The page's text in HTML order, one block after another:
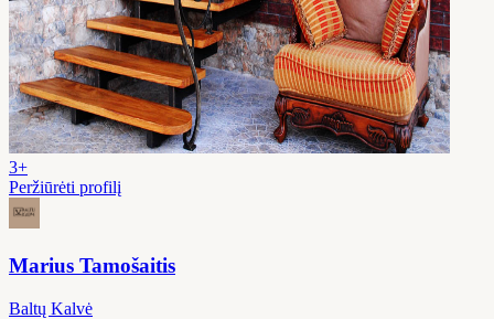
3+
Peržiūrėti profilį
Marius Tamošaitis
Baltų Kalvė